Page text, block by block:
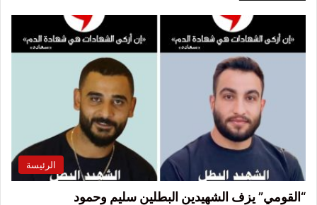
الرئيسة
“القومي” يزف الشهيدين البطلين سليم وحمود